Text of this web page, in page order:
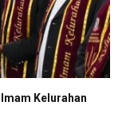
Kelurahan